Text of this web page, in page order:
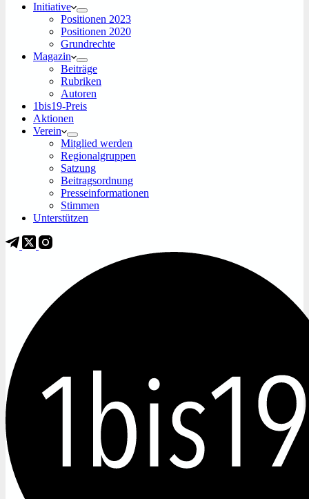
Initiative
Positionen 2023
Positionen 2020
Grundrechte
Magazin
Beiträge
Rubriken
Autoren
1bis19-Preis
Aktionen
Verein
Mitglied werden
Regionalgruppen
Satzung
Beitragsordnung
Presseinformationen
Stimmen
Unterstützen